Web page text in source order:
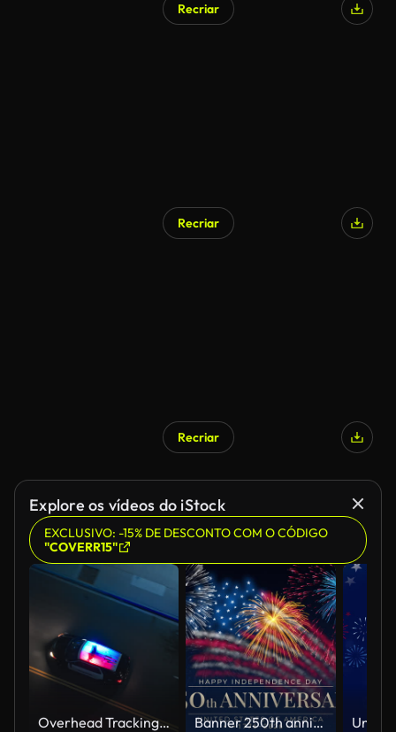
Recriar
Recriar
Recriar
Explore os vídeos do iStock
EXCLUSIVO: -15% DE DESCONTO COM O CÓDIGO
"COVERR15"
Overhead Tracking Drone Shot of a Police Car Driving on a City Street with Lights On at Night Banner 250th anniversary of the USA. 250 years of independence. 4th of july 2026 usa independence day, video greeting card. US flag fireworks on blue sky background. Fourth of july. 4k seamless loop